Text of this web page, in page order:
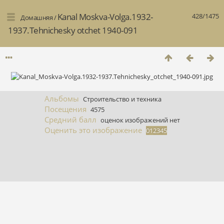
428/1475
Домашняя/Kanal Moskva-Volga.1932-
1937.Tehnichesky otchet 1940-091
Альбомы Строительство и техника
Посещения 4575
Средний балл оценок изображений нет
Оценить это изображение